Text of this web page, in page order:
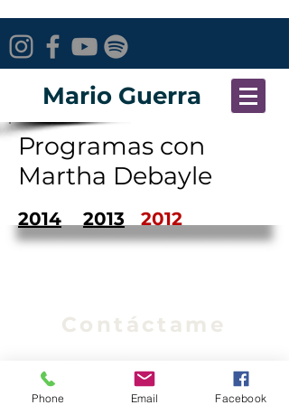
Mario Guerra
Programas con
Martha Debayle
2014 2013 2012
Contáctame
Phone Email Facebook